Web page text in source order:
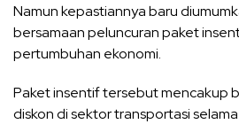
Namun kepastiannya baru
bersamaan peluncuran paket
pertumbuhan ekonomi.
Paket insentif tersebut mencakup
diskon di sektor transportasi